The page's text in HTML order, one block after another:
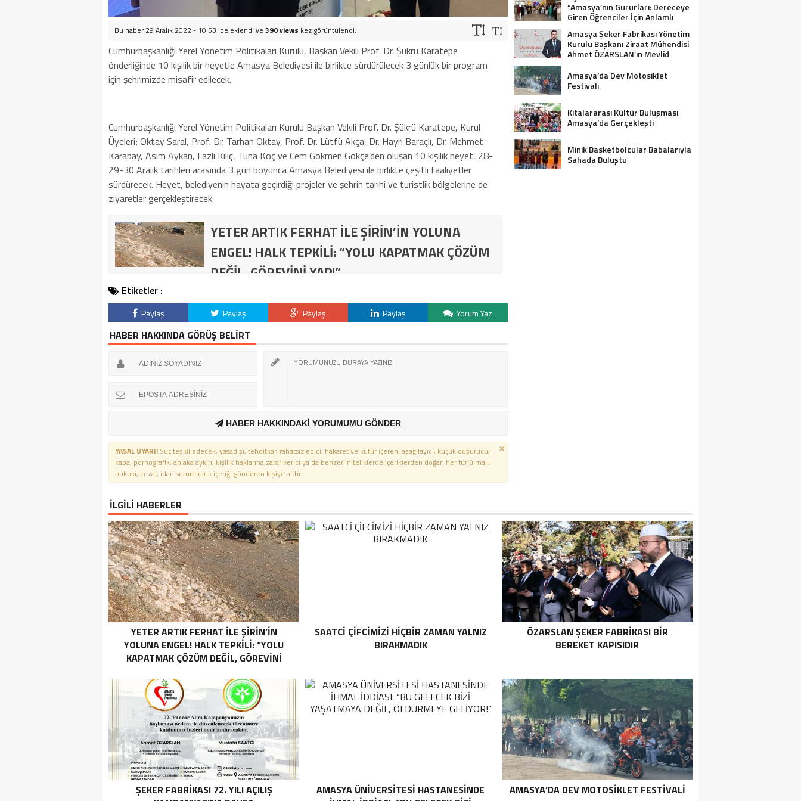
Bu haber 29 Aralık 2022 - 10:53 'de eklendi ve 390 views kez görüntülendi.
Cumhurbaşkanlığı Yerel Yönetim Politikaları Kurulu, Başkan Vekili Prof. Dr. Şükrü Karatepe
önderliğinde 10 kişilik bir heyetle Amasya Belediyesi ile birlikte sürdürülecek 3 günlük bir program
için şehrimizde misafir edilecek.
Cumhurbaşkanlığı Yerel Yönetim Politikaları Kurulu Başkan Vekili Prof. Dr. Şükrü Karatepe, Kurul
Üyeleri; Oktay Saral, Prof. Dr. Tarhan Oktay, Prof. Dr. Lütfü Akça, Dr. Hayri Baraçlı, Dr. Mehmet
Karabay, Asım Aykan, Fazlı Kılıç, Tuna Koç ve Cem Gökmen Gökçe’den oluşan 10 kişilik heyet, 28-
29-30 Aralık tarihleri arasında 3 gün boyunca Amasya Belediyesi ile birlikte çeşitli faaliyetler
sürdürecek. Heyet, belediyenin hayata geçirdiği projeler ve şehrin tarihi ve turistlik bölgelerine de
ziyaretler gerçekleştirecek.
YETER ARTIK FERHAT İLE ŞİRİN’İN YOLUNA
ENGEL! HALK TEPKİLİ: “YOLU KAPATMAK ÇÖZÜM
DEĞİL, GÖREVİNİ YAP!”
Etiketler :
Paylaş Paylaş Paylaş Paylaş Yorum Yaz
HABER HAKKINDA GÖRÜŞ BELİRT
HABER HAKKINDAKİ YORUMUMU GÖNDER
YASAL UYARI! Suç teşkil edecek, yasadışı, tehditkar, rahatsız edici, hakaret ve küfür içeren, aşağılayıcı, küçük düşürücü,
kaba, pornografik, ahlaka aykırı, kişilik haklarına zarar verici ya da benzeri niteliklerde içeriklerden doğan her türlü mali,
hukuki, cezai, idari sorumluluk içeriği gönderen kişiye aittir.
“Amasya’nın Gururları: Dereceye
Giren Öğrenciler İçin Anlamlı
Amasya Şeker Fabrikası Yönetim
Kurulu Başkanı Ziraat Mühendisi
Ahmet ÖZARSLAN’ın Mevlid
Amasya’da Dev Motosiklet
Festivali
Kıtalararası Kültür Buluşması
Amasya’da Gerçekleşti
Minik Basketbolcular Babalarıyla
Sahada Buluştu
İLGİLİ HABERLER
YETER ARTIK FERHAT İLE ŞİRİN’İN
YOLUNA ENGEL! HALK TEPKİLİ: “YOLU
KAPATMAK ÇÖZÜM DEĞİL, GÖREVİNİ
SAATCİ ÇİFCİMİZİ HİÇBİR ZAMAN YALNIZ
BIRAKMADIK
ÖZARSLAN ŞEKER FABRİKASI BİR
BEREKET KAPISIDIR
ŞEKER FABRİKASI 72. YILI AÇILIŞ
AMASYA ÜNİVERSİTESİ HASTANESİNDE
AMASYA’DA DEV MOTOSIKLET FESTIVALI